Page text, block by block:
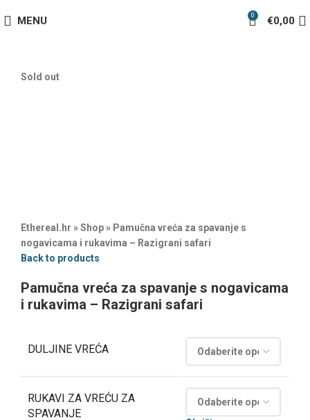
MENU 0 €0,00
Sold out
Ethereal.hr »Shop» Pamučna vreća za spavanje s
nogavicama i rukavima – Razigrani safari
Back to products
Pamučna vreća za spavanje s nogavicama
i rukavima – Razigrani safari
DULJINE VREĆA
RUKAVI ZA VREĆU ZA
SPAVANJE